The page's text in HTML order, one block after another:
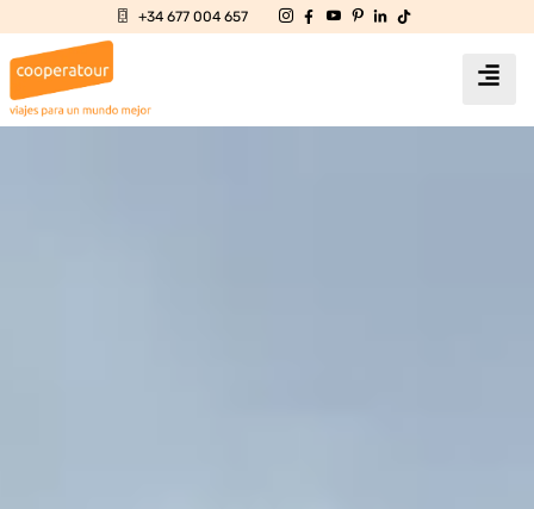
+34 677 004 657